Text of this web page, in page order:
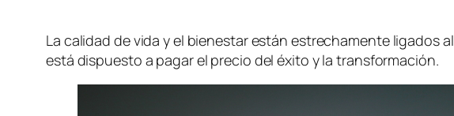
La calidad de vida y el bienestar están estrechamente ligados al
está dispuesto a pagar el precio del éxito y la transformación.